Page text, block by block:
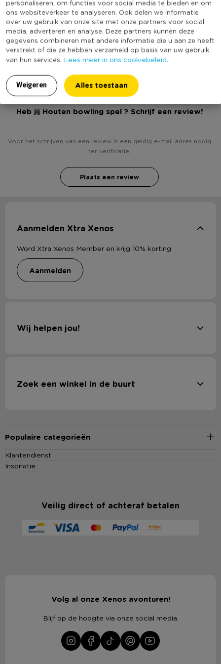
personaliseren, om functies voor social media te bieden en om
ons websiteverkeer te analyseren. Ook delen we informatie
over uw gebruik van onze site met onze partners voor social
media, adverteren en analyse. Deze partners kunnen deze
gegevens combineren met andere informatie die u aan ze heeft
verstrekt of die ze hebben verzameld op basis van uw gebruik
van hun services. Lees meer in ons cookiebeleid.
Weigeren Alles toestaan
* Voor 1 of meer spelers
* Niet geschikt voor kinderen onder 3 jaar
Materiaal
Hout
Kleur
Bruin
Merk
Retr-Oh!
Duurzaamheidsscore
(Nog) geen score
bekend
Heb jij Houten bowling spel ? Schrijf een review!
Voor het schrijven van een review is een geldig e-mail adres nodig
ter verificatie.
Plaats een review
Aanmelden Xtra Xenos
Word Xtra Xenos Member en krijg 10% korting
aanmelden
Wij helpen jou!
Zoek een winkel in de buurt
Populaire categorieën
Klantendienst
Inspiratie
Veilig direct of achteraf betalen
Volg al onze Xenos avonturen!
Blijf op de hoogte via onze social media.